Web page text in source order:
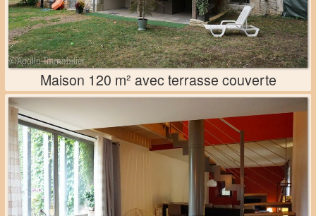
Maison 120 m² avec terrasse couverte